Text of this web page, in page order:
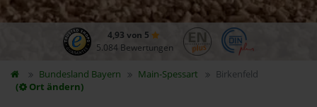
4,93 von 5
5.084 Bewertungen
Bundesland Bayern Main-Spessart
Birkenfeld
(
Ort ändern)